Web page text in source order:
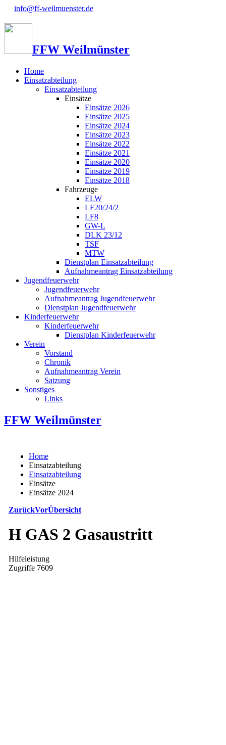
info@ff-weilmuenster.de
FFW Weilmünster
Home
Einsatzabteilung
Einsatzabteilung
Einsätze
Einsätze 2026
Einsätze 2025
Einsätze 2024
Einsätze 2023
Einsätze 2022
Einsätze 2021
Einsätze 2020
Einsätze 2019
Einsätze 2018
Fahrzeuge
ELW
LF20/24/2
LF8
GW-L
DLK 23/12
TSF
MTW
Dienstplan Einsatzabteilung
Aufnahmeantrag Einsatzabteilung
Jugendfeuerwehr
Jugendfeuerwehr
Aufnahmeantrag Jugendfeuerwehr
Dienstplan Jugendfeuerwehr
Kinderfeuerwehr
Kinderfeuerwehr
Dienstplan Kinderfeuerwehr
Verein
Vorstand
Chronik
Aufnahmeantrag Verein
Satzung
Sonstiges
Links
FFW Weilmünster
Home
Einsatzabteilung
Einsatzabteilung
Einsätze
Einsätze 2024
ZurückVorÜbersicht
H GAS 2 Gasaustritt
Hilfeleistung
Zugriffe 7609